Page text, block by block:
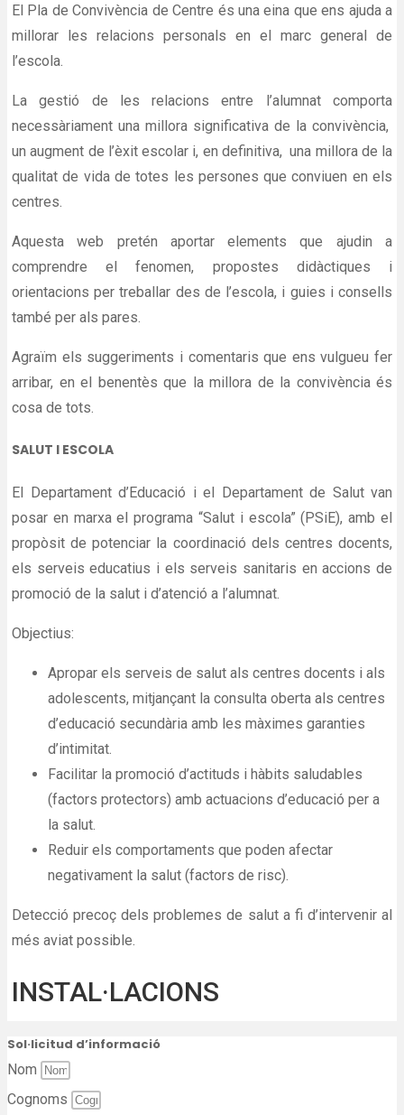
El Pla de Convivència de Centre és una eina que ens ajuda a
millorar les relacions personals en el marc general de
l’escola.
La gestió de les relacions entre l’alumnat comporta
necessàriament una millora significativa de la convivència,
un augment de l’èxit escolar i, en definitiva, una millora de la
qualitat de vida de totes les persones que conviuen en els
centres.
Aquesta web pretén aportar elements que ajudin a
comprendre el fenomen, propostes didàctiques i
orientacions per treballar des de l’escola, i guies i consells
també per als pares.
Agraïm els suggeriments i comentaris que ens vulgueu fer
arribar, en el benentès que la millora de la convivència és
cosa de tots.
SALUT I ESCOLA
El Departament d’Educació i el Departament de Salut van
posar en marxa el programa “Salut i escola” (PSiE), amb el
propòsit de potenciar la coordinació dels centres docents,
els serveis educatius i els serveis sanitaris en accions de
promoció de la salut i d’atenció a l’alumnat.
Objectius:
Apropar els serveis de salut als centres docents i als
adolescents, mitjançant la consulta oberta als centres
d’educació secundària amb les màximes garanties
d’intimitat.
Facilitar la promoció d’actituds i hàbits saludables
(factors protectors) amb actuacions d’educació per a
la salut.
Reduir els comportaments que poden afectar
negativament la salut (factors de risc).
Detecció precoç dels problemes de salut a fi d’intervenir al
més aviat possible.
INSTAL·LACIONS
Sol·licitud d’informació
Nom
Cognoms